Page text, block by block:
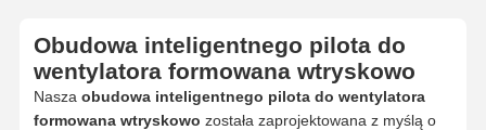
Obudowa inteligentnego pilota do
wentylatora formowana wtryskowo
Nasza obudowa inteligentnego pilota do wentylatora
formowana wtryskowo została zaprojektowana z myślą o